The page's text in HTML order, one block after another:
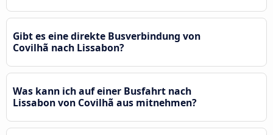
Gibt es eine direkte Busverbindung von
Covilhã nach Lissabon?
Was kann ich auf einer Busfahrt nach
Lissabon von Covilhã aus mitnehmen?